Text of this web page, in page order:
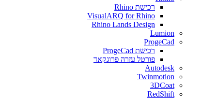
רכישת Rhino
VisualARQ for Rhino
Rhino Lands Design
Lumion
ProgeCad
רכישת ProgeCad
פורטל עזרה פרוגקאד
Autodesk
Twinmotion
3DCoat
RedShift